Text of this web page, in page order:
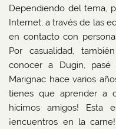
Dependiendo del tema,
Internet, a través de las
en contacto con
Por casualidad,
conocer a Dugin,
Marignac hace varios
tienes que aprender a
hicimos amigos! Esta
¡encuentros en la